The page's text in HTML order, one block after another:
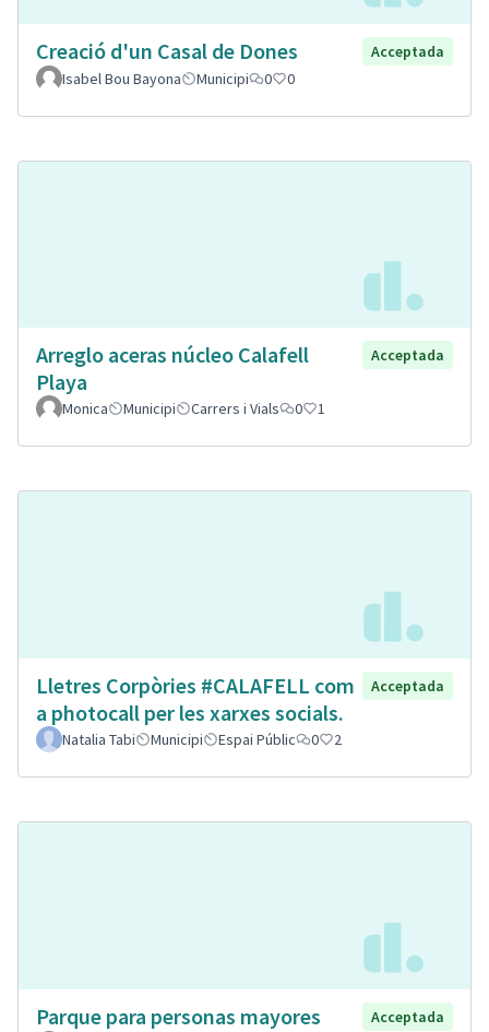
Creació d'un Casal de Dones
Acceptada
Isabel Bou Bayona
Municipi 0 0
Arreglo aceras núcleo Calafell
Playa
Acceptada
Monica Municipi Carrers i Vials 0 1
Lletres Corpòries #CALAFELL com
a photocall per les xarxes socials.
Acceptada
Natalia Tabi Municipi Espai Públic 0 2
Parque para personas mayores
Acceptada